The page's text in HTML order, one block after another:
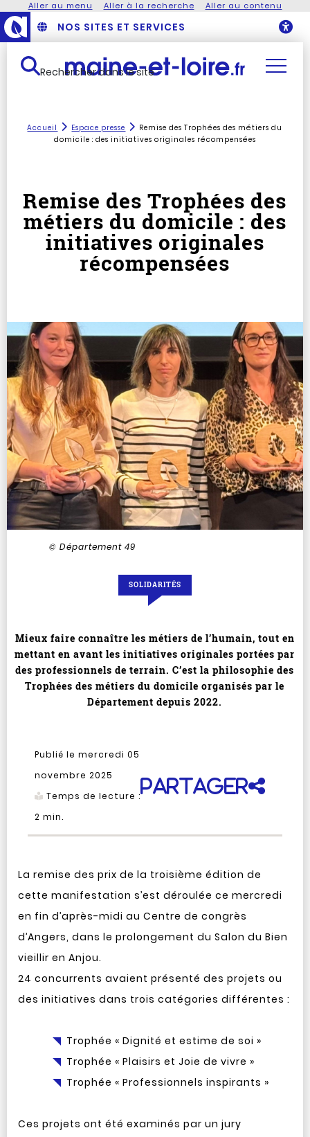
Aller au menu Aller à la recherche Aller au contenu
NOS SITES ET SERVICES
Rechercher dans le site
Accueil Espace presse
Remise des Trophées des métiers du
domicile : des initiatives originales récompensées
Remise des Trophées des
métiers du domicile : des
initiatives originales
récompensées
© Département 49
SOLIDARITÉS
Mieux faire connaître les métiers de l’humain, tout en
mettant en avant les initiatives originales portées par
des professionnels de terrain. C’est la philosophie des
Trophées des métiers du domicile organisés par le
Département depuis 2022.
Publié le mercredi 05
novembre 2025
Temps de lecture :
2 min.
Partager
La remise des prix de la troisième édition de
cette manifestation s’est déroulée ce mercredi
en fin d’après-midi au Centre de congrès
d’Angers, dans le prolongement du Salon du Bien
vieillir en Anjou.
24 concurrents avaient présenté des projets ou
des initiatives dans trois catégories différentes :
Trophée « Dignité et estime de soi »
Trophée « Plaisirs et Joie de vivre »
Trophée « Professionnels inspirants »
Ces projets ont été examinés par un jury